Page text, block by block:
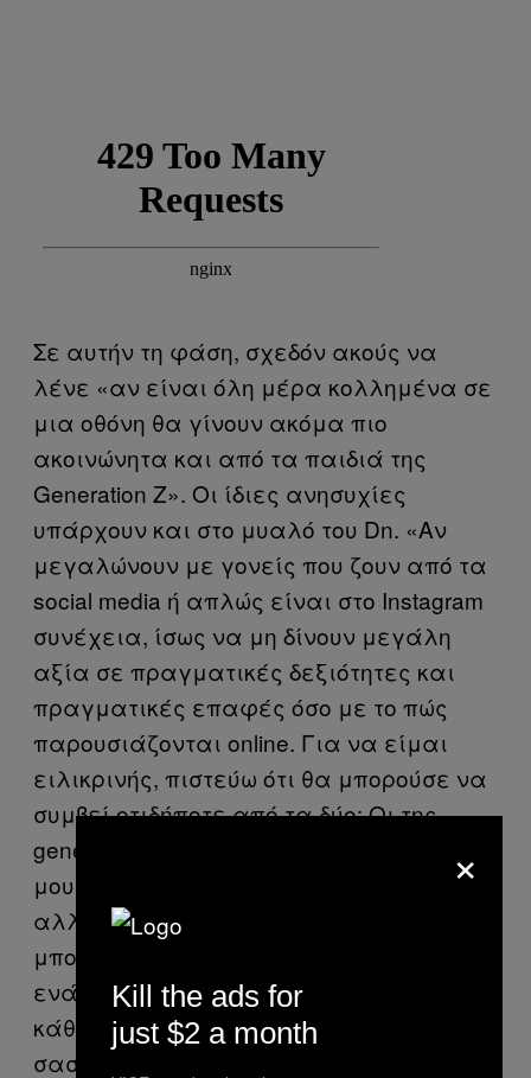
Σε αυτήν τη φάση, σχεδόν ακούς να
λένε «αν είναι όλη μέρα κολλημένα σε
μια οθόνη θα γίνουν ακόμα πιο
ακοινώνητα και από τα παιδιά της
Generation Z». Οι ίδιες ανησυχίες
υπάρχουν και στο μυαλό του Dn. «Αν
μεγαλώνουν με γονείς που ζουν από τα
social media ή απλώς είναι στο Instagram
συνέχεια, ίσως να μη δίνουν μεγάλη
αξία σε πραγματικές δεξιότητες και
πραγματικές επαφές όσο με το πώς
παρουσιάζονται online. Για να είμαι
ειλικρινής, πιστεύω ότι θα μπορούσε να
συμβεί οτιδήποτε από τα δύο: Οι της
generation Alpha θα μπορούσαν να γίνουν
μουτρωμένοι influencers που θα
αλληλεπιδρούν μόνο μέσω likes ή θα
μπορούσαν να επαναστατήσουν
ενάντια στην επιρροή του Ίντερνετ σε
κάθε τομέα της ζωής μας και να
σαστίζουν βλέποντας πόσο χρόνο
×
Kill the ads for
just $2 a month